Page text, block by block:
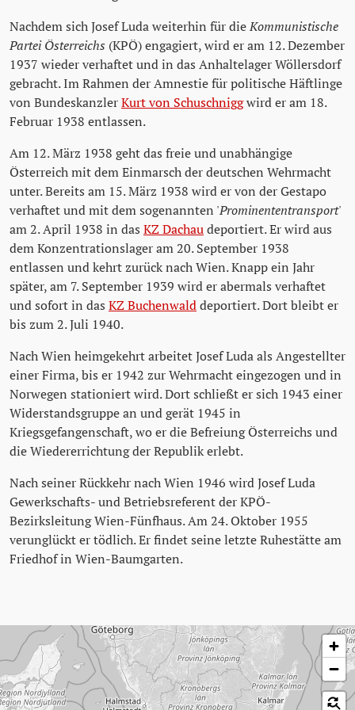
Nachdem sich Josef Luda weiterhin für dieKommunistische
Partei Österreichs (KPÖ) engagiert, wird er am 12. Dezember
1937 wieder verhaftet und in das Anhaltelager Wöllersdorf
gebracht. Im Rahmen der Amnestie für politische Häftlinge
von BundeskanzlerKurt von Schuschniggwird er am 18.
Februar 1938 entlassen.
Am 12. März 1938 geht das freie und unabhängige
Österreich mit dem Einmarsch der deutschen Wehrmacht
unter. Bereits am 15. März 1938 wird er von der Gestapo
verhaftet und mit dem sogenannten 'Prominententransport'
am 2. April 1938 in das KZ Dachaudeportiert. Er wird aus
dem Konzentrationslager am 20. September 1938
entlassen und kehrt zurück nach Wien. Knapp ein Jahr
später, am 7. September 1939 wird er abermals verhaftet
und sofort in das KZ Buchenwalddeportiert. Dort bleibt er
bis zum 2. Juli 1940.
Nach Wien heimgekehrt arbeitet Josef Luda als Angestellter
einer Firma, bis er 1942 zur Wehrmacht eingezogen und in
Norwegen stationiert wird. Dort schließt er sich 1943 einer
Widerstandsgruppe an und gerät 1945 in
Kriegsgefangenschaft, wo er die Befreiung Österreichs und
die Wiedererrichtung der Republik erlebt.
Nach seiner Rückkehr nach Wien 1946 wird Josef Luda
Gewerkschafts- und Betriebsreferent der KPÖ-
Bezirksleitung Wien-Fünfhaus. Am 24. Oktober 1955
verunglückt er tödlich. Er findet seine letzte Ruhestätte am
Friedhof in Wien-Baumgarten.
Karte überspringen